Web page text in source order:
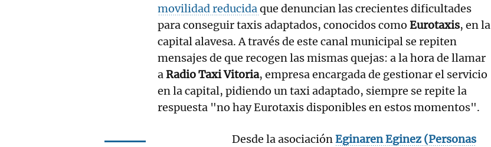
movilidad reducidaque denuncian las crecientes dificultades
para conseguir taxis adaptados, conocidos como Eurotaxis, en la
capital alavesa. A través de este canal municipal se repiten
mensajes de que recogen las mismas quejas: a la hora de llamar
aRadio Taxi Vitoria, empresa encargada de gestionar el servicio
en la capital, pidiendo un taxi adaptado, siempre se repite la
respuesta "no hay Eurotaxis disponibles en estos momentos".
Desde la asociaciónEginaren Eginez (Personas